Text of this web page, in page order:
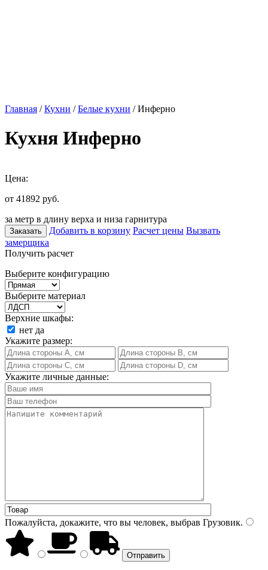
Главная /Кухни /Белые кухни / Инферно
Кухня Инферно
Цена:
от 41892 руб.
за метр в длину верха и низа гарнитура
Заказать Добавить в корзину Расчет цены Вызвать
замерщика
Получить расчет
Выберите конфигурацию
Выберите материал
Верхние шкафы:
нет да
Укажите размер:
Укажите личные данные:
Пожалуйста, докажите, что вы человек, выбрав Грузовик.